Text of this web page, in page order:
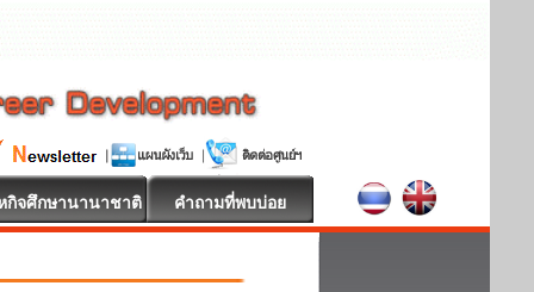
กิจศึกษานานาชาติ คำถามที่พบบ่อย